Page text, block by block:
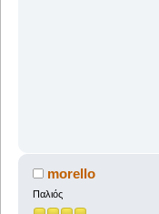
morello
Παλιός